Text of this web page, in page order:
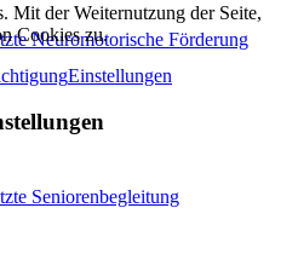
Neuromotorische Förderung
Seniorenbegleitung
Mit der Weiternutzung der Seite,
Cookies zu.
Einstellungen